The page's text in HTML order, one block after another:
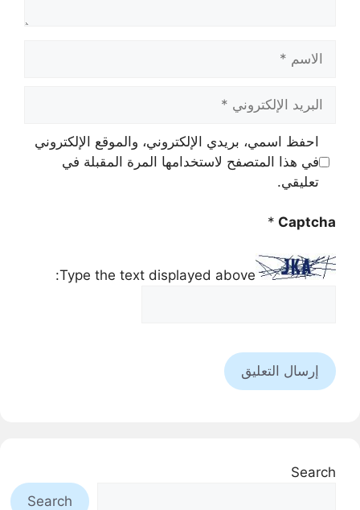
الإلكتروني
احفظ اسمي، بريدي الإلكتروني، والموقع الإلكتروني
في هذا المتصفح لاستخدامها المرة المقبلة في
تعليقي.
Captcha
*
Type the text displayed above:
Search
Search